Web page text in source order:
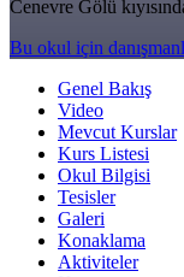
Cenevre Gölü
Bu okul için
Genel Bakış
Video
Mevcut Kurslar
Kurs Listesi
Okul Bilgisi
Tesisler
Galeri
Konaklama
Aktiviteler